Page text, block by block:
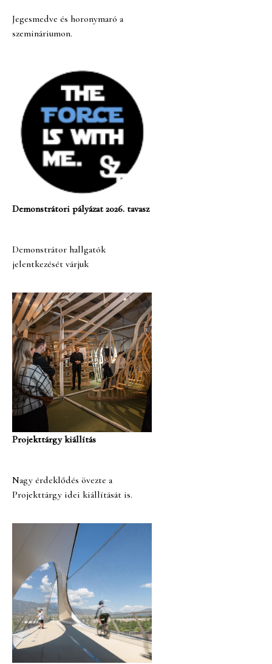
Jegesmedve és horonymaró a
szemináriumon.
Demonstrátori pályázat 2026. tavasz
Demonstrátor hallgatók
jelentkezését várjuk
Projekttárgy kiállítás
Nagy érdeklődés övezte a
Projekttárgy idei kiállítását is.